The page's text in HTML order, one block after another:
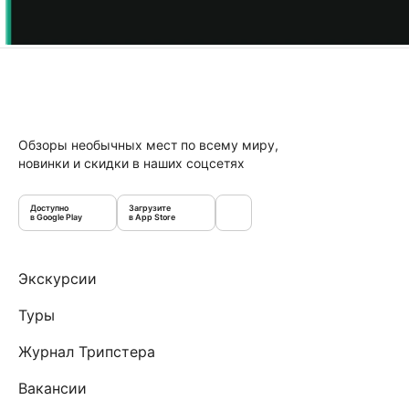
Обзоры необычных мест по всему миру,
новинки и скидки в наших соцсетях
Доступно
в Google Play
Загрузите
в App Store
Экскурсии
Туры
Журнал Трипстера
Вакансии